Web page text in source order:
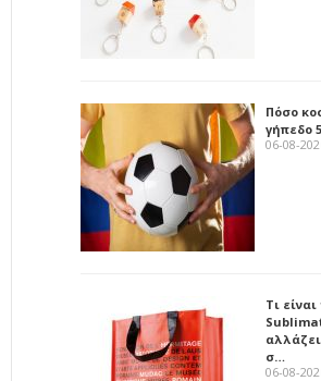
Πόσο
γήπεδο
06-08-
Τι είναι
σ…
06-08-